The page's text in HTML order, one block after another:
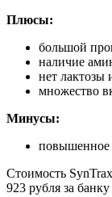
Плюсы:
большой
наличие
нет лактозы
множество
Минусы:
повышенное
Стоимость
923 рубля за